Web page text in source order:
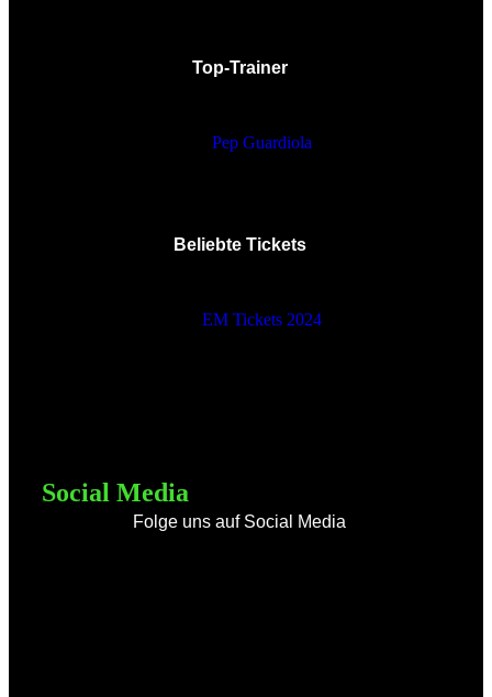
Top-Trainer
Pep Guardiola
Beliebte Tickets
EM Tickets 2024
Social Media
Folge uns auf Social Media